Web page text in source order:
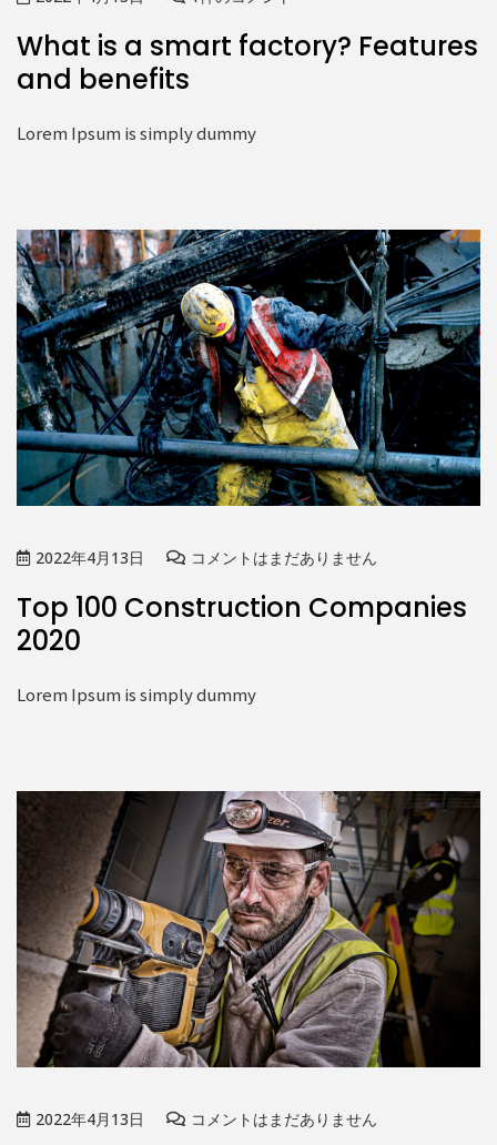
What is a smart factory? Features
and benefits
Lorem Ipsum is simply dummy
2022年4月13日 コメントはまだありません
Top 100 Construction Companies
2020
Lorem Ipsum is simply dummy
2022年4月13日 コメントはまだありません